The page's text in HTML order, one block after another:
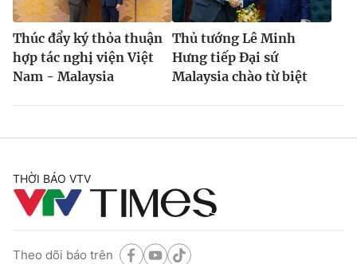
Thúc đẩy ký thỏa thuận
hợp tác nghị viện Việt
Nam - Malaysia
Thủ tướng Lê Minh
Hưng tiếp Đại sứ
Malaysia chào từ biệt
THỜI BÁO VTV
Theo dõi báo trên